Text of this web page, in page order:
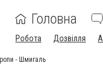
Головна
Робота Дозвілля
- Шмигаль